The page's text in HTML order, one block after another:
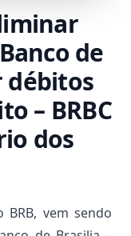
de
débitos
– BRBC
dos
vem sendo